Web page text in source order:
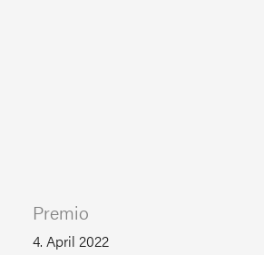
Premio
4. April 2022